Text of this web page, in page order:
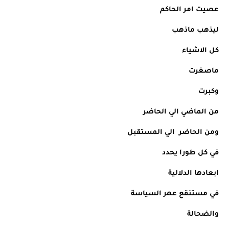
عصيت امر الحاكم
ليذهب ماذهب
كل الاشياء
ماصغرت
وكبرت
من الماضي الي الحاضر
ومن الحاضر  الي المستقبل
في كل طورا يحدد
ابعادها الدلالية
في مستنقع عهر السياسة
والضحالة